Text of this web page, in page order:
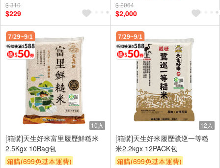
$ 310
$229
合購享優惠
滿額贈券
$ 2064
$2,000
10入
[箱購]天生好米富里履歷鮮糙米
2.5Kgx 10Bag包
箱購(699免基本運費)
12入
[箱購]天生好米履歷鷺巡一等糙
米2.2kgx 12PACK包
箱購(699免基本運費)